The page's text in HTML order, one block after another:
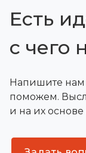
Есть
с чего
Напишите
поможем.
и на их